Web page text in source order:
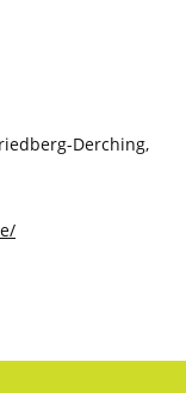
Derching,